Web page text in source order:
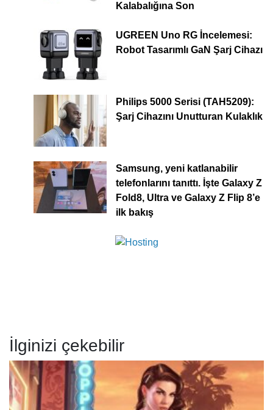
Kalabalığına Son
UGREEN Uno RG İncelemesi:
Robot Tasarımlı GaN Şarj Cihazı
Philips 5000 Serisi (TAH5209):
Şarj Cihazını Unutturan Kulaklık
Samsung, yeni katlanabilir
telefonlarını tanıttı. İşte Galaxy Z
Fold8, Ultra ve Galaxy Z Flip 8’e
ilk bakış
İlginizi çekebilir